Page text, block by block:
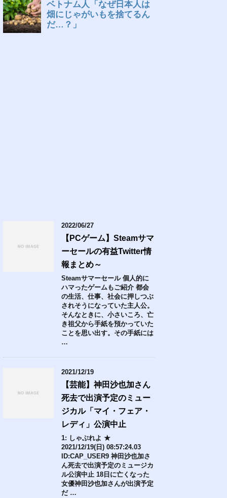
2022/06/27
【PCゲーム】Steamサマ
ーセールの有益Twitter情
報まとめ～
Steamサマーセール 個人的に
ハマったゲームもご紹介 都会
の生活、仕事、社会に押しつぶ
されそうになっていた主人公。
そんなときに、小さいころ、亡
き祖父から手紙を預かっていた
ことを思い出す。その手紙には
…
2021/12/19
【芸能】神田沙也加さん
死去で出演予定のミュー
ジカル「マイ・フェア・
レディ」公演中止
1: しゃぶれよ ★
2021/12/19(日) 08:57:24.03
ID:CAP_USER9 神田沙也加さ
ん死去で出演予定のミュージカ
ル公演中止 18日に亡くなった
女優神田沙也加さんが出演予定
だ …